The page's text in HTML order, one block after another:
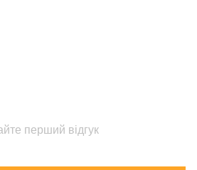
перший відгук